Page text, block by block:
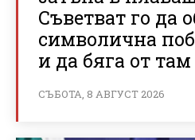
Съветват го да
символична
и да бяга от там
СЪБОТА, 8 АВГУСТ 2026